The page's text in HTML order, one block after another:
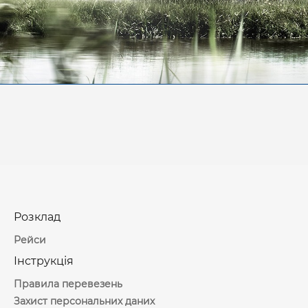
Розклад
Рейси
Інструкція
Правила перевезень
Захист персональних даних